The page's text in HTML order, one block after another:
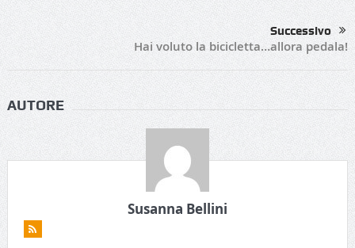
Successivo
Hai voluto la bicicletta…allora pedala!
AUTORE
Susanna Bellini